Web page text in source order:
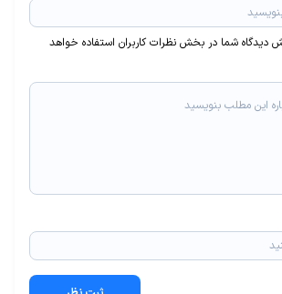
دیدگاه شما در بخش نظرات کاربران استفاده خواهد